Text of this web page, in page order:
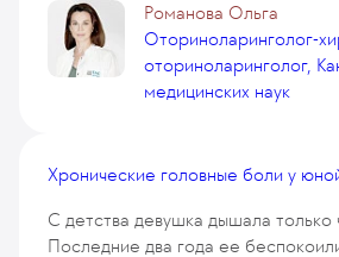
Романова Ольга
Оториноларинголог-
оториноларинголог,
медицинских наук
Хронические головные боли у
С детства девушка дышала только
Последние два года ее